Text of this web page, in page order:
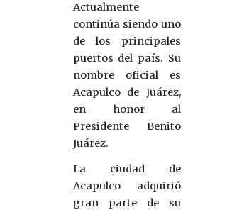
Actualmente
continúa siendo uno
de los principales
puertos del país. Su
nombre oficial es
Acapulco de Juárez,
en honor al
Presidente Benito
Juárez.
La ciudad de
Acapulco adquirió
gran parte de su